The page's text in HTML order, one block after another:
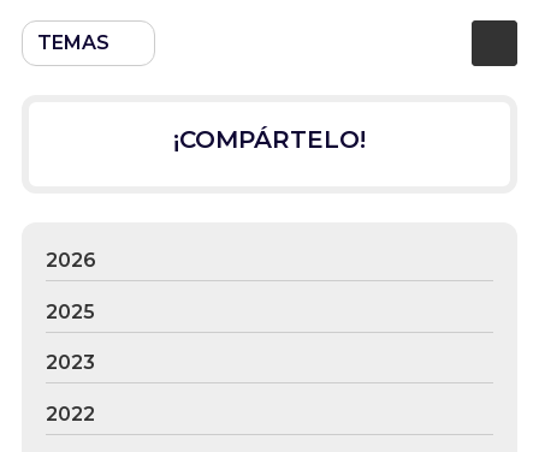
TEMAS
¡COMPÁRTELO!
2026
2025
2023
2022